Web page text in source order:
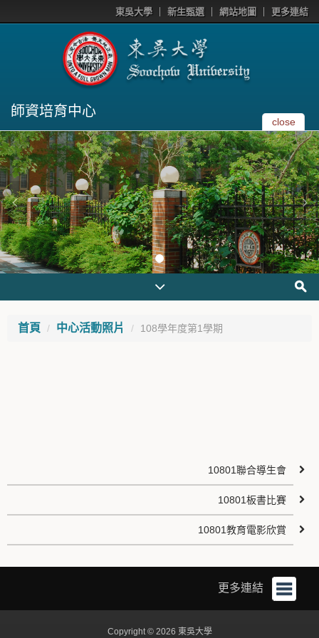
東吳大學 新生甄選 網站地圖 更多連結
師資培育中心
close
首頁 中心活動照片 108學年度第1學期
10801聯合導生會
10801板書比賽
10801教育電影欣賞
更多連結
Copyright © 2026 東吳大學